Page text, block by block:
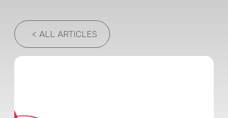
< ALL ARTICLES